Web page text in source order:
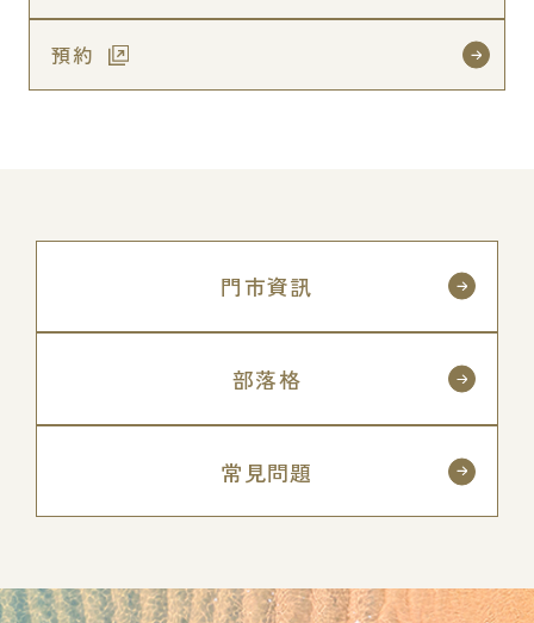
預約
門市資訊
部落格
常見問題